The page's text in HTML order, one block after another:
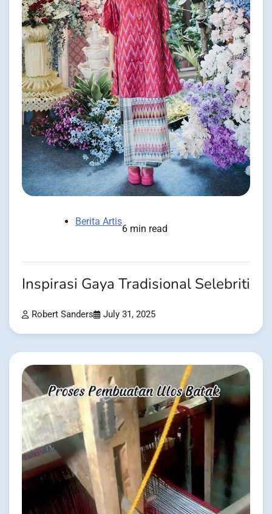
Berita Artis
6 min read
Inspirasi Gaya Tradisional Selebriti
Robert Sanders July 31, 2025